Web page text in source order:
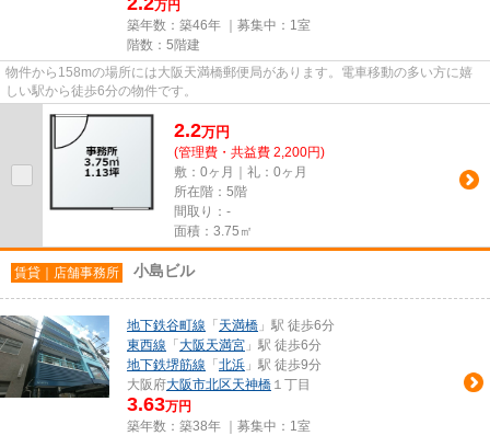
万円
築年数：築46年 ｜募集中： 1室
階数：5階建
物件から158mの場所には大阪天満橋郵便局があります。電車移動の多い方に嬉
しい駅から徒歩6分の物件です。
2.2万円
(管理費・共益費 2,200円)
敷：0ヶ月｜礼：0ヶ月
所在階：5階
間取り：-
面積：3.75㎡
賃貸｜店舗事務所 小島ビル
地下鉄谷町線 「 天満橋 」駅 徒歩6分
東西線 「 大阪天満宮 」駅 徒歩6分
地下鉄堺筋線 「 北浜 」駅 徒歩9分
大阪府大阪市北区天神橋 １丁目
3.63万円
築年数：築38年 ｜募集中： 1室